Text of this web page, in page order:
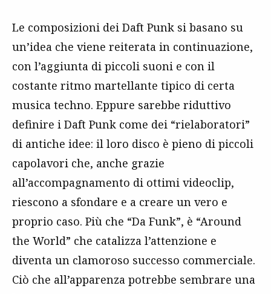
Le composizioni dei Daft Punk si basano su
un’idea che viene reiterata in continuazione,
con l’aggiunta di piccoli suoni e con il
costante ritmo martellante tipico di certa
musica techno. Eppure sarebbe riduttivo
definire i Daft Punk come dei “rielaboratori”
di antiche idee: il loro disco è pieno di piccoli
capolavori che, anche grazie
all’accompagnamento di ottimi videoclip,
riescono a sfondare e a creare un vero e
proprio caso. Più che “Da Funk”, è “Around
the World” che catalizza l’attenzione e
diventa un clamoroso successo commerciale.
Ciò che all’apparenza potrebbe sembrare una